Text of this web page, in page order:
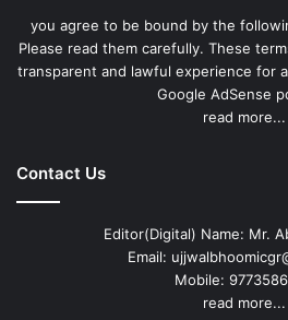
you agree to be bound by the
Please read them carefully. These
transparent and lawful experience for
Google AdSense
read more...
Contact Us
Editor(Digital) Name: Mr.
Email:
Mobile:
read more...